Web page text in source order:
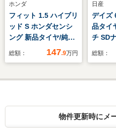
ホンダ
フィット 1.5 ハイブリ
ッド S ホンダセンシ
ング 新品タイヤ/純正
SDナビ/衝突安全装置/
ダー 純正/ヘッドラン
続/ETC/EBD付ABS
総額： 147.9万円
日産
デイズ
品タイ
チ SD
置/シ
システ
ク/
総額：
物件更新時にメ